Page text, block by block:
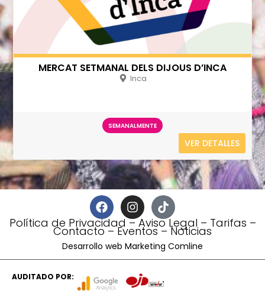
MERCAT SETMANAL DELS DIJOUS D’INCA
Inca
VER DETALLES
SEMANALMENTE
Política de Privacidad–Aviso Legal – Tarifas –
Contacto–Eventos–Noticias
Desarrollo web Marketing Comline
AUDITADO POR: